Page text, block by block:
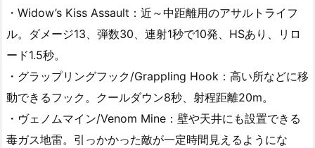
・Widow’s Kiss Assault：近～中距離用のアサルトライフ
ル。ダメージ13、弾数30、連射1秒で10発、HSあり、リロ
ード1.5秒。
・グラップリングフック/Grappling Hook：高い所などに移
動できるフック。クールダウン8秒、射程距離20m。
・ヴェノムマイン/Venom Mine：壁や天井にも設置できる
毒ガス地雷。引っかかった敵が一定時間見えるようにな